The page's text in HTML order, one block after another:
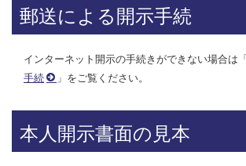
郵送による開示手続
インターネット開示の手続きができない場合は「
手続
」をご覧ください。
本人開示書面の見本